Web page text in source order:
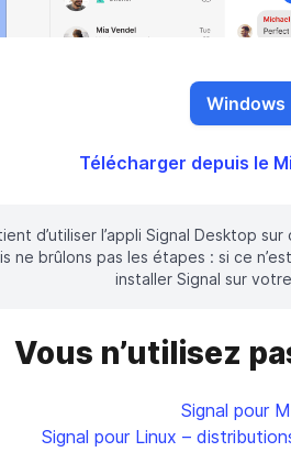
Windows
Télécharger depuis le
d’utiliser l’appli Signal Desktop
ne brûlons pas les étapes : si ce
installer Signal sur
Vous n’utilisez
Signal pour
Signal pour Linux –